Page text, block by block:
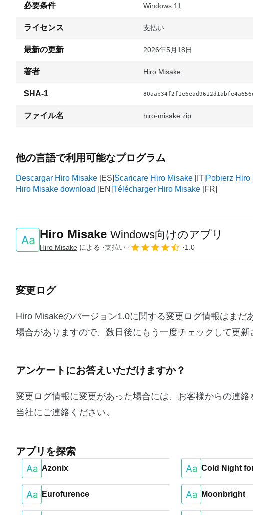
必要条件 Windows 11
ライセンス 支払い
最新の更新 2026年5月18日
著者 Hiro Misake
SHA-1
ファイル名 hiro-misake.zip
他の言語で利用可能なプログラム
Descargar Hiro Misake Scaricare Hiro Misake Pobierz Hiro
Hiro Misake download
Télécharger Hiro Misake
Hiro Misake Windows向けのアプリ
Hiro Misake による 支払い 1.0
変更ログ
Hiro Misakeのバージョン1.0に関する変更ログ情報はま
場合がありますので、数日後にもう一度チェックして更新
アンケートにお答えいただけますか？
変更ログ情報に変更があった場合には、お客様からの連絡
当社にご連絡ください。
アプリを探索
Azonix Cold Night
Eurofurence Moonbright